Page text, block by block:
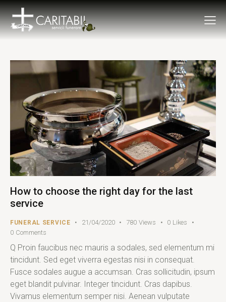
How to choose the right day for the last
service
FUNERAL SERVICE 21/04/2020 780 Views 0 Likes
0 Comments
Q Proin faucibus nec mauris a sodales, sed elementum mi
tincidunt. Sed eget viverra egestas nisi in consequat.
Fusce sodales augue a accumsan. Cras sollicitudin, ipsum
eget blandit pulvinar. Integer tincidunt. Cras dapibus.
Vivamus elementum semper nisi. Aenean vulputate